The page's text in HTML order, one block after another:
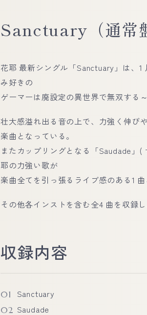
Sanctuary（通常
花耶 最新シングル「Sanctuary」は、
み好きの
ゲーマーは廃設定の異世界で無双する
壮大感溢れ出る音の上で、力強く伸び
楽曲となっている。
またカップリングとなる「Saudade」
耶の力強い歌が
楽曲全てを引っ張るライブ感のある1 曲
その他各インストを含む全4 曲を収録
収録内容
Sanctuary
Saudade